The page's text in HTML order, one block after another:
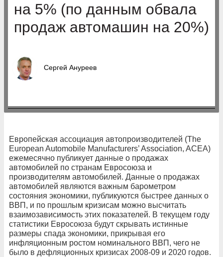
на 5% (по данным обвала
продаж автомашин на 20%)
Сергей Ануреев
Европейская ассоциация автопроизводителей (The
European Automobile Manufacturers’ Association, ACEA)
ежемесячно публикует данные о продажах
автомобилей по странам Евросоюза и
производителям автомобилей. Данные о продажах
автомобилей являются важным барометром
состояния экономики, публикуются быстрее данных о
ВВП, и по прошлым кризисам можно высчитать
взаимозависимость этих показателей. В текущем году
статистики Евросоюза будут скрывать истинные
размеры спада экономики, прикрывая его
инфляционным ростом номинального ВВП, чего не
было в дефляционных кризисах 2008-09 и 2020 годов.